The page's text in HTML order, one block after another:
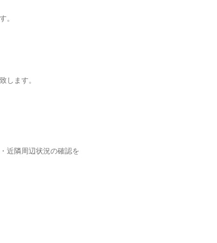
。
します。
近隣周辺状況の確認を